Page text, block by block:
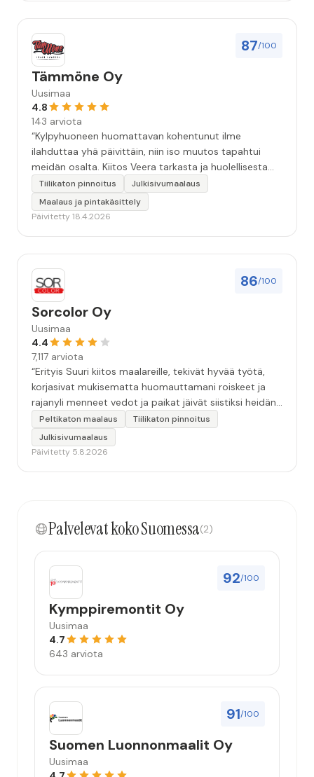
87/100
Tämmöne Oy
Uusimaa
4.8
143 arviota
“Kylpyhuoneen huomattavan kohentunut ilme
ilahduttaa yhä päivittäin, niin iso muutos tapahtui
meidän osalta. Kiitos Veera tarkasta ja huolellisesta
työstä, sekä ystävällisestä palvelusta!”
Tiilikaton pinnoitus
Julkisivumaalaus
Maalaus ja pintakäsittely
Päivitetty 18.4.2026
86/100
Sorcolor Oy
Uusimaa
4.4
7,117 arviota
“Erityis Suuri kiitos maalareille, tekivät hyvää työtä,
korjasivat mukisematta huomauttamani roiskeet ja
rajanyli menneet vedot ja paikat jäivät siistiksi heidän
lähtönsä jälkeen.”
Peltikaton maalaus
Tiilikaton pinnoitus
Julkisivumaalaus
Päivitetty 5.8.2026
Palvelevat koko Suomessa(2)
92/100
Kymppiremontit Oy
Uusimaa
4.7
643 arviota
91/100
Suomen Luonnonmaalit Oy
Uusimaa